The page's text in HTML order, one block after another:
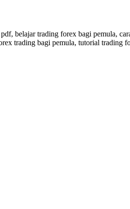
belajar trading forex bagi pemula,
trading bagi pemula, tutorial trading